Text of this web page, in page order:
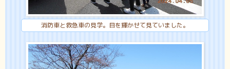
消防車と救急車の見学。目を輝かせて見ていました。